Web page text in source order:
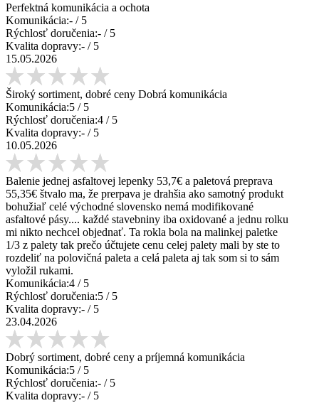
Perfektná komunikácia a ochota
Komunikácia:- / 5
Rýchlosť doručenia:- / 5
Kvalita dopravy:- / 5
15.05.2026
Široký sortiment, dobré ceny Dobrá komunikácia
Komunikácia:5 / 5
Rýchlosť doručenia:4 / 5
Kvalita dopravy:- / 5
10.05.2026
Balenie jednej asfaltovej lepenky 53,7€ a paletová preprava
55,35€ štvalo ma, že prerpava je drahšia ako samotný produkt
bohužiaľ celé východné slovensko nemá modifikované
asfaltové pásy.... každé stavebniny iba oxidované a jednu rolku
mi nikto nechcel objednať. Ta rokla bola na malinkej paletke
1/3 z palety tak prečo účtujete cenu celej palety mali by ste to
rozdeliť na polovičná paleta a celá paleta aj tak som si to sám
vyložil rukami.
Komunikácia:4 / 5
Rýchlosť doručenia:5 / 5
Kvalita dopravy:- / 5
23.04.2026
Dobrý sortiment, dobré ceny a príjemná komunikácia
Komunikácia:5 / 5
Rýchlosť doručenia:- / 5
Kvalita dopravy:- / 5